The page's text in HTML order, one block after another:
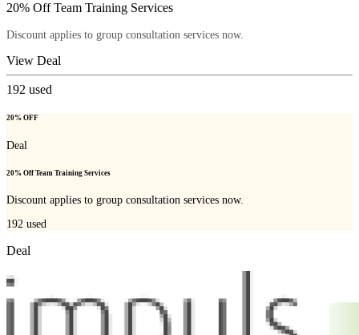
20% Off Team Training Services
Discount applies to group consultation services now.
View Deal
192 used
20% OFF
Deal
20% Off Team Training Services
Discount applies to group consultation services now.
192 used
Deal